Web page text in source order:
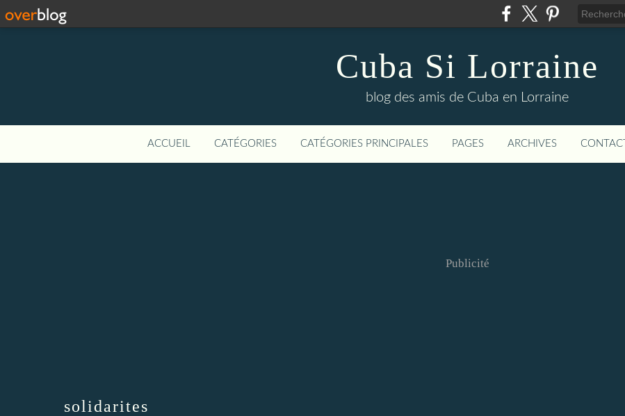
Cuba Si Lorraine
blog des amis de Cuba en Lorraine
ACCUEIL CATÉGORIES CATÉGORIES PRINCIPALES PAGES ARCHIVES CONTACT
Publicité
solidarites